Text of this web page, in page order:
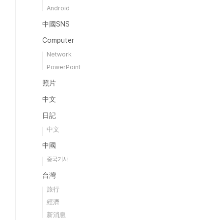
Android
中國SNS
Computer
Network
PowerPoint
照片
中文
日記
中文
中國
중국기사
台灣
旅行
經濟
新消息